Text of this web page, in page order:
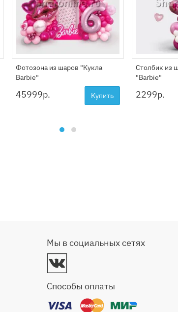
Фотозона из шаров "Кукла
Barbie"
45999р. Купить
Столбик из
"Barbie"
2299р.
Мы в социальных сетях
Способы оплаты